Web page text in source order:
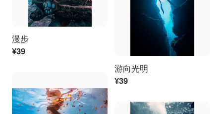
漫步
¥39
游向光明
¥39